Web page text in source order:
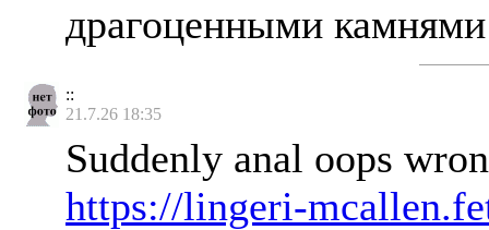
драгоценными
::
21.7.26 18:35
Suddenly anal oops
https://lingeri-